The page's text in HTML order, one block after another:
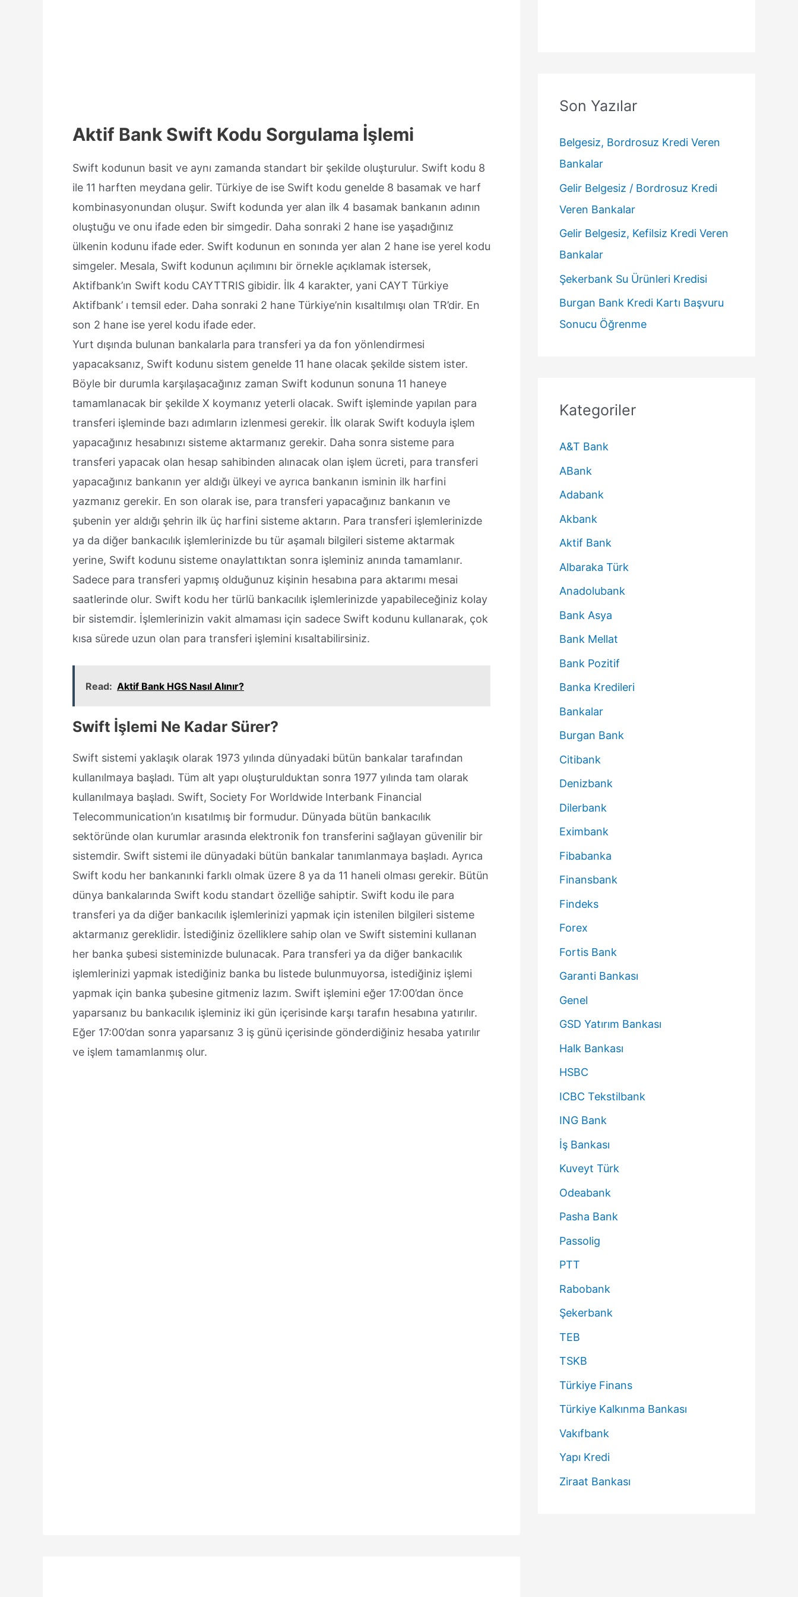
Aktif Bank Swift Kodu Sorgulama İşlemi
Swift kodunun basit ve aynı zamanda standart bir şekilde oluşturulur. Swift kodu 8
ile 11 harften meydana gelir. Türkiye de ise Swift kodu genelde 8 basamak ve harf
kombinasyonundan oluşur. Swift kodunda yer alan ilk 4 basamak bankanın adının
oluştuğu ve onu ifade eden bir simgedir. Daha sonraki 2 hane ise yaşadığınız
ülkenin kodunu ifade eder. Swift kodunun en sonında yer alan 2 hane ise yerel kodu
simgeler. Mesala, Swift kodunun açılımını bir örnekle açıklamak istersek,
Aktifbank’ın Swift kodu CAYTTRIS gibidir. İlk 4 karakter, yani CAYT Türkiye
Aktifbank’ ı temsil eder. Daha sonraki 2 hane Türkiye’nin kısaltılmışı olan TR’dir. En
son 2 hane ise yerel kodu ifade eder.
Yurt dışında bulunan bankalarla para transferi ya da fon yönlendirmesi
yapacaksanız, Swift kodunu sistem genelde 11 hane olacak şekilde sistem ister.
Böyle bir durumla karşılaşacağınız zaman Swift kodunun sonuna 11 haneye
tamamlanacak bir şekilde X koymanız yeterli olacak. Swift işleminde yapılan para
transferi işleminde bazı adımların izlenmesi gerekir. İlk olarak Swift koduyla işlem
yapacağınız hesabınızı sisteme aktarmanız gerekir. Daha sonra sisteme para
transferi yapacak olan hesap sahibinden alınacak olan işlem ücreti, para transferi
yapacağınız bankanın yer aldığı ülkeyi ve ayrıca bankanın isminin ilk harfini
yazmanız gerekir. En son olarak ise, para transferi yapacağınız bankanın ve
şubenin yer aldığı şehrin ilk üç harfini sisteme aktarın. Para transferi işlemlerinizde
ya da diğer bankacılık işlemlerinizde bu tür aşamalı bilgileri sisteme aktarmak
yerine, Swift kodunu sisteme onaylattıktan sonra işleminiz anında tamamlanır.
Sadece para transferi yapmış olduğunuz kişinin hesabına para aktarımı mesai
saatlerinde olur. Swift kodu her türlü bankacılık işlemlerinizde yapabileceğiniz kolay
bir sistemdir. İşlemlerinizin vakit almaması için sadece Swift kodunu kullanarak, çok
kısa sürede uzun olan para transferi işlemini kısaltabilirsiniz.
Read: Aktif Bank HGS Nasıl Alınır?
Swift İşlemi Ne Kadar Sürer?
Swift sistemi yaklaşık olarak 1973 yılında dünyadaki bütün bankalar tarafından
kullanılmaya başladı. Tüm alt yapı oluşturulduktan sonra 1977 yılında tam olarak
kullanılmaya başladı. Swift, Society For Worldwide Interbank Financial
Telecommunication’ın kısatılmış bir formudur. Dünyada bütün bankacılık
sektöründe olan kurumlar arasında elektronik fon transferini sağlayan güvenilir bir
sistemdir. Swift sistemi ile dünyadaki bütün bankalar tanımlanmaya başladı. Ayrıca
Swift kodu her bankanınki farklı olmak üzere 8 ya da 11 haneli olması gerekir. Bütün
dünya bankalarında Swift kodu standart özelliğe sahiptir. Swift kodu ile para
transferi ya da diğer bankacılık işlemlerinizi yapmak için istenilen bilgileri sisteme
aktarmanız gereklidir. İstediğiniz özelliklere sahip olan ve Swift sistemini kullanan
her banka şubesi sisteminizde bulunacak. Para transferi ya da diğer bankacılık
işlemlerinizi yapmak istediğiniz banka bu listede bulunmuyorsa, istediğiniz işlemi
yapmak için banka şubesine gitmeniz lazım. Swift işlemini eğer 17:00’dan önce
yaparsanız bu bankacılık işleminiz iki gün içerisinde karşı tarafın hesabına yatırılır.
Eğer 17:00’dan sonra yaparsanız 3 iş günü içerisinde gönderdiğiniz hesaba yatırılır
ve işlem tamamlanmış olur.
Son Yazılar
Belgesiz, Bordrosuz Kredi Veren
Bankalar
Gelir Belgesiz / Bordrosuz Kredi
Veren Bankalar
Gelir Belgesiz, Kefilsiz Kredi Veren
Bankalar
Şekerbank Su Ürünleri Kredisi
Burgan Bank Kredi Kartı Başvuru
Sonucu Öğrenme
Kategoriler
A&T Bank
ABank
Adabank
Akbank
Aktif Bank
Albaraka Türk
Anadolubank
Bank Asya
Bank Mellat
Bank Pozitif
Banka Kredileri
Bankalar
Burgan Bank
Citibank
Denizbank
Dilerbank
Eximbank
Fibabanka
Finansbank
Findeks
Forex
Fortis Bank
Garanti Bankası
Genel
GSD Yatırım Bankası
Halk Bankası
HSBC
ICBC Tekstilbank
ING Bank
İş Bankası
Kuveyt Türk
Odeabank
Pasha Bank
Passolig
PTT
Rabobank
Şekerbank
TEB
TSKB
Türkiye Finans
Türkiye Kalkınma Bankası
Vakıfbank
Yapı Kredi
Ziraat Bankası